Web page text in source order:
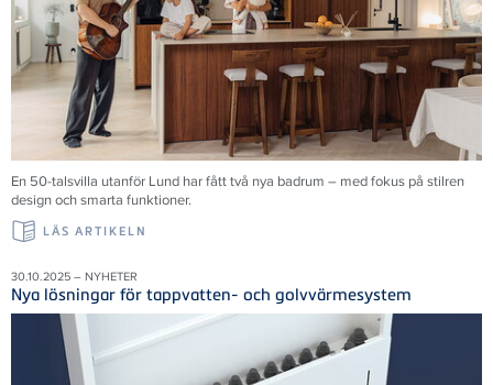
En 50-talsvilla utanför Lund har fått två nya badrum – med fokus på stilren
design och smarta funktioner.
LÄS ARTIKELN
30.10.2025 – NYHETER
Nya lösningar för tappvatten- och golvvärmesystem